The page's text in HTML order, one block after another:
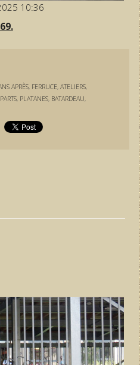
10:36
APRÈS, FERRUCE,ATELIERS,
, PLATANES, BATARDEAU,